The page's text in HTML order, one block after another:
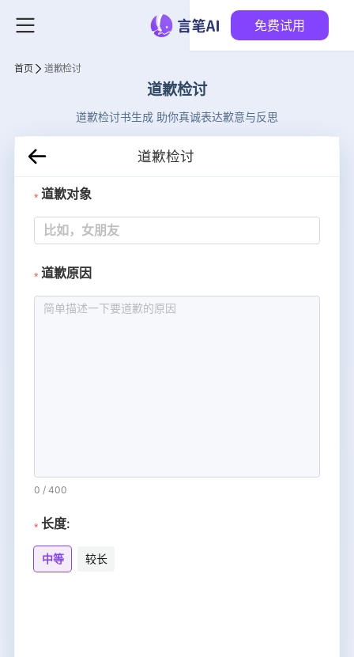
免费试用
首页 道歉检讨
道歉检讨
道歉检讨书生成 助你真诚表达歉意与反思
道歉检讨
道歉对象
道歉原因
0 / 400
长度:
中等 较长